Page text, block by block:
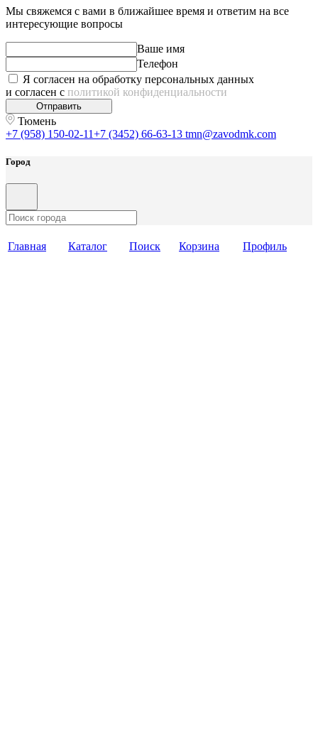
Мы свяжемся с вами в ближайшее время и ответим на все
интересующие вопросы
Ваше имя
Телефон
Я согласен на обработку персональных данных
и согласен с политикой конфиденциальности
Отправить
Тюмень
+7 (958) 150-02-11+7 (3452) 66-63-13 tmn@zavodmk.com
Город
Главная Каталог Поиск Корзина Профиль